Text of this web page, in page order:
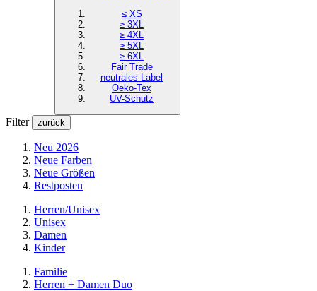
≤ XS
≥ 3XL
≥ 4XL
≥ 5XL
≥ 6XL
Fair Trade
neutrales Label
Oeko-Tex
UV-Schutz
Filter zurück
Neu 2026
Neue Farben
Neue Größen
Restposten
Herren/Unisex
Unisex
Damen
Kinder
Familie
Herren + Damen Duo